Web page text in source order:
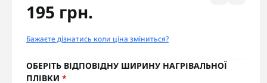
195 грн.
Бажаєте дізнатись коли ціна зміниться?
ОБЕРІТЬ ВІДПОВІДНУ ШИРИНУ НАГРІВАЛЬНОЇ
ПЛІВКИ *